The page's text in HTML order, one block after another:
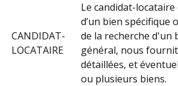
CANDIDAT-
LOCATAIRE
Le candidat-locataire
d’un bien spécifique
de la recherche d'un
général, nous
détaillées, et
ou plusieurs biens.